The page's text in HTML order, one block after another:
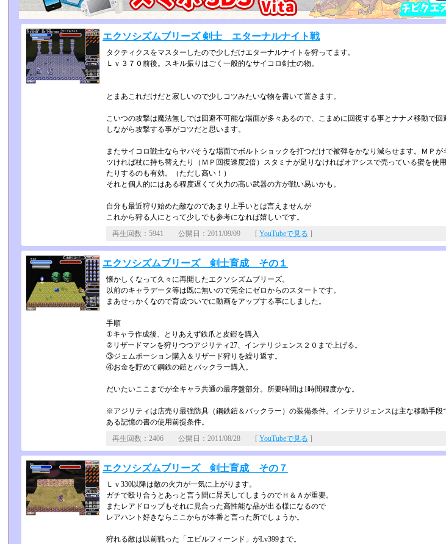
エクソシズムブリーズ 剣士 エターナルナイト戦
タクティクスをマスターしたので少しだけエターナルナイトを狩ってます。
Ｌｖ３７０前後。スキル振りはごく一般的なサイコロ剣士の物。
とまあこれだけだと寂しいので少しコツみたいな物を書いて置きます。
こいつの攻撃は魔法無しでは回避不可能な場面が多々あるので、こまめに回復する事とナ­ナメ移動で回
しながら攻撃する事がコツだと思います。
またサイコロ戦士ならヤバそうな場面でボルトショックを打つだけで被弾をかなり減らせ­ます。ＭＰが
ツければ杖に持ち替えたり（ＭＰ回復速度2倍）スタミナが足りなければ­オアシスで売っている蜜を使
たりするのも有効。（ただし高い！）
それと個人的にはある程度遅くて火力の高い武器の方が戦い易いかも。
自分も最近狩り始めた敵なのであまり上手いとは言えませんが
これから狩る人にとって少しでも参考になれば嬉しいです。
再生回数：5941 公開日：2011/09/09 [ YouTubeで見る ]
エクソシズムブリーズ 剣士育成 その１
懐かしくなって久々に再開したエクソシズムブリーズ。
以前のキャラデータ等は既に無いので完全にゼロからのスタートです。
まあせっかくなので育成ついでに動画をアップする事にしました。
手順
①キャラ作成後、とりあえず鉄爪と皮鎧を購入
②リザードマンを狩りつつアジリティ27、インテリジェンス２０まで上げる。
③ジェムポーション購入＆リザード狩りを繰り返す。
④お金を貯めて鋼鉄の鎧とバックラー購入。
だいたいここまでが全キャラ共通の最序盤部分。所要時間は1時間程度かな。
※アジリティは店売り最強防具（鋼鉄鎧＆バックラー）の装備条件。インテリジェンスは­主な移動手段
ある記憶の書の使用前提条件。
再生回数：2406 公開日：2011/08/28 [ YouTubeで見る ]
エクソシズムブリーズ 剣士育成 その７
Ｌｖ330以降は敵の火力が一気に上がります。
ガチで殴り合うとあっと言う間に昇天してしまうのでＨ＆Ａが重要。
またレアドロップもそれに見合った高性能な品が出る様になるので
レアハント好きならここからが本番と言った所でしょうか。
狩れる敵は以前戦った「エビルフィーンド」がLv399まで。